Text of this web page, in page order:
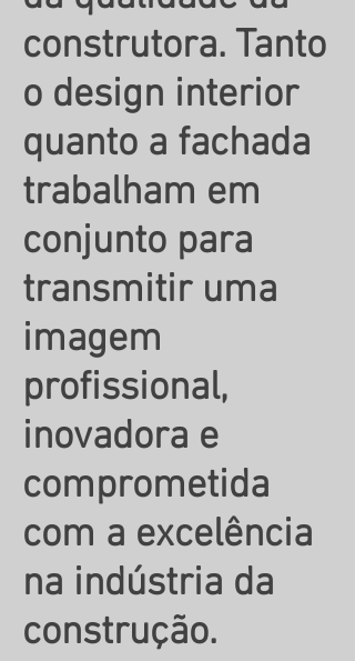
construtora. Tanto
o design interior
quanto a fachada
trabalham em
conjunto para
transmitir uma
imagem
profissional,
inovadora e
comprometida
com a excelência
na indústria da
construção.